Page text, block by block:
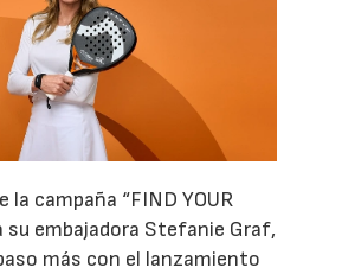
la campaña “FIND YOUR
su embajadora Stefanie Graf,
más con el lanzamiento